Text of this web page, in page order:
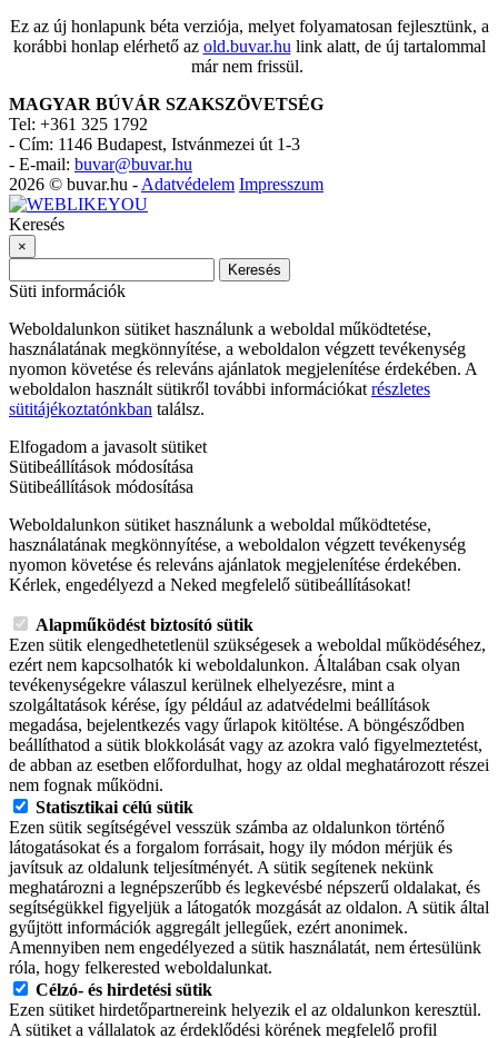
Ez az új honlapunk béta verziója, melyet folyamatosan fejlesztünk, a
korábbi honlap elérhető az old.buvar.hu link alatt, de új tartalommal
már nem frissül.
MAGYAR BÚVÁR SZAKSZÖVETSÉG
Tel: +361 325 1792
- Cím: 1146 Budapest, Istvánmezei út 1-3
- E-mail: buvar@buvar.hu
2026 © buvar.hu - Adatvédelem Impresszum
Keresés
×
Keresés
Süti információk
Weboldalunkon sütiket használunk a weboldal működtetése,
használatának megkönnyítése, a weboldalon végzett tevékenység
nyomon követése és releváns ajánlatok megjelenítése érdekében. A
weboldalon használt sütikről további információkat részletes
sütitájékoztatónkban találsz.
Elfogadom a javasolt sütiket
Sütibeállítások módosítása
Sütibeállítások módosítása
Weboldalunkon sütiket használunk a weboldal működtetése,
használatának megkönnyítése, a weboldalon végzett tevékenység
nyomon követése és releváns ajánlatok megjelenítése érdekében.
Kérlek, engedélyezd a Neked megfelelő sütibeállításokat!
Alapműködést biztosító sütik
Ezen sütik elengedhetetlenül szükségesek a weboldal működéséhez,
ezért nem kapcsolhatók ki weboldalunkon. Általában csak olyan
tevékenységekre válaszul kerülnek elhelyezésre, mint a
szolgáltatások kérése, így például az adatvédelmi beállítások
megadása, bejelentkezés vagy űrlapok kitöltése. A böngésződben
beállíthatod a sütik blokkolását vagy az azokra való figyelmeztetést,
de abban az esetben előfordulhat, hogy az oldal meghatározott részei
nem fognak működni.
Statisztikai célú sütik
Ezen sütik segítségével vesszük számba az oldalunkon történő
látogatásokat és a forgalom forrásait, hogy ily módon mérjük és
javítsuk az oldalunk teljesítményét. A sütik segítenek nekünk
meghatározni a legnépszerűbb és legkevésbé népszerű oldalakat, és
segítségükkel figyeljük a látogatók mozgását az oldalon. A sütik által
gyűjtött információk aggregált jellegűek, ezért anonimek.
Amennyiben nem engedélyezed a sütik használatát, nem értesülünk
róla, hogy felkerested weboldalunkat.
Célzó- és hirdetési sütik
Ezen sütiket hirdetőpartnereink helyezik el az oldalunkon keresztül.
A sütiket a vállalatok az érdeklődési körének megfelelő profil